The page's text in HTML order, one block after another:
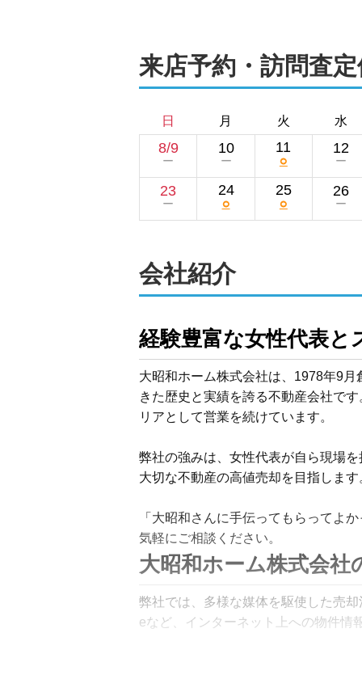
来店予約・訪問査
日 月 火 水
8/9
ー
10
ー
11
○
12
ー
23
ー
24
○
25
○
26
ー
会社紹介
経験豊富な女性代表
大昭和ホーム株式会社は、1978年9
きた歴史と実績を誇る不動産会社で
リアとして営業を続けています。
弊社の強みは、女性代表が自ら現場
大切な不動産の高値売却を目指しま
「大昭和さんに手伝ってもらってよ
気軽にご相談ください。
大昭和ホーム株式会社
弊社では、多様な媒体を駆使した売
eなど、インターネット上への物件情